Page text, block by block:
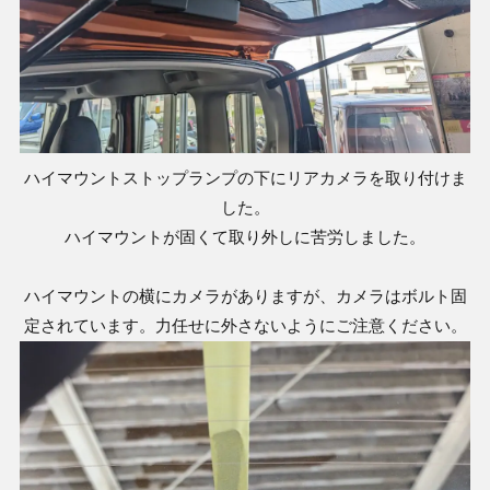
ハイマウントストップランプの下にリアカメラを取り付けま
した。
ハイマウントが固くて取り外しに苦労しました。
ハイマウントの横にカメラがありますが、カメラはボルト固
定されています。力任せに外さないようにご注意ください。